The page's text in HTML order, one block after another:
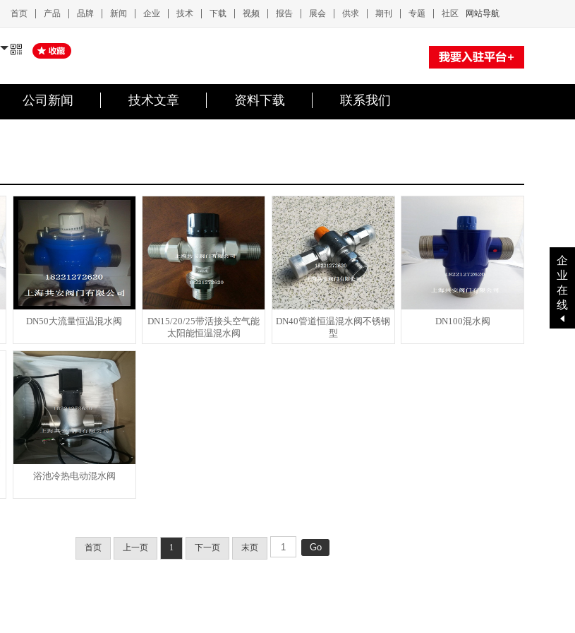
首页 产品 品牌 新闻 企业 技术 下载 视频 报告 展会 供求 期刊 专题 社区 网站导航
公司新闻 技术文章 资料下载 联系我们
DN50大流量恒温混水阀
DN15/20/25带活接头空气能
太阳能恒温混水阀
DN40管道恒温混水阀不锈钢
型
DN100混水阀
浴池冷热电动混水阀
首页 上一页 1 下一页 末页
企
业
在
线